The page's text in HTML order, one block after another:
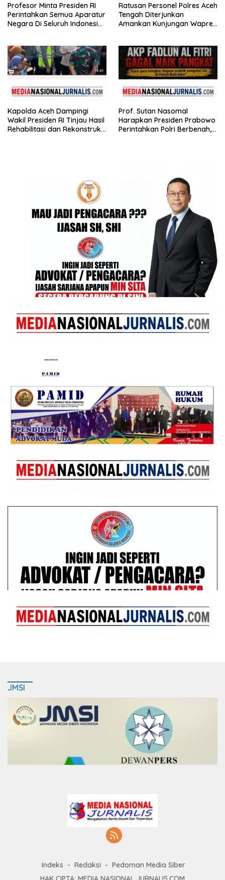
Profesor Minta Presiden RI
Perintahkan Semua Aparatur
Negara Di Seluruh Indonesia
Ratusan Personel Polres Aceh
Tengah Diterjunkan
Amankan Kunjungan Wapres
Kapolda Aceh Dampingi
Wakil Presiden RI Tinjau Hasil
Rehabilitasi dan Rekonstruksi
Prof. Sutan Nasomal
Harapkan Presiden Prabowo
Perintahkan Polri Berbenah,
JMSI
Indeks Redaksi
Pedoman Media Siber